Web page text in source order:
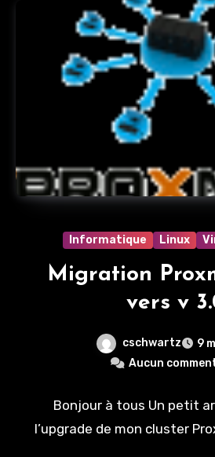
Informatique Linux
Migration
vers v
cschwartz
9
Aucun
Bonjour à tous Un petit
l’upgrade de mon cluster